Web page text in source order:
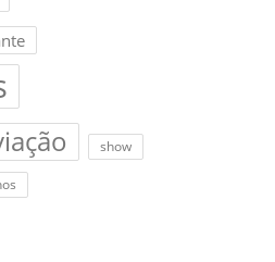
show